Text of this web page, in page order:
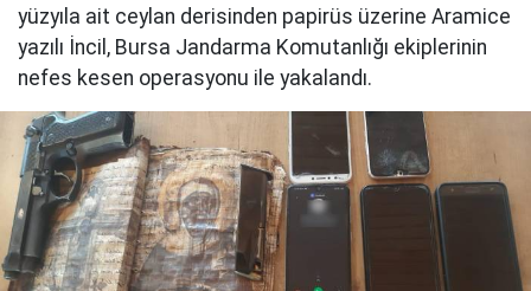
yüzyıla ait ceylan derisinden papirüs üzerine Aramice
yazılı İncil, Bursa Jandarma Komutanlığı ekiplerinin
nefes kesen operasyonu ile yakalandı.